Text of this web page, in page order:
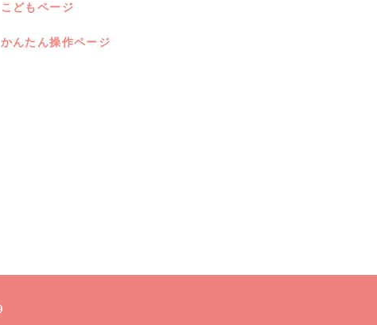
こどもページ
かんたん操作ページ